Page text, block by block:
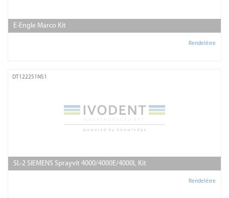
E-Engle Marco Kit
Rendelésre
DT122251NS1
SL-2 SIEMENS Sprayvit 4000/4000E/4000L Kit
Rendelésre